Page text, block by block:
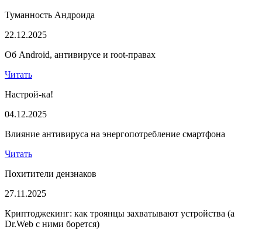
Туманность Андроида
22.12.2025
Об Android, антивирусе и root-правах
Читать
Настрой-ка!
04.12.2025
Влияние антивируса на энергопотребление смартфона
Читать
Похитители дензнаков
27.11.2025
Криптоджекинг: как троянцы захватывают устройства (а
Dr.Web с ними борется)